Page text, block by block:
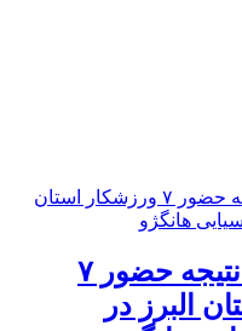
۲ مدال برنز نتیجه حضور ۷
البرز در